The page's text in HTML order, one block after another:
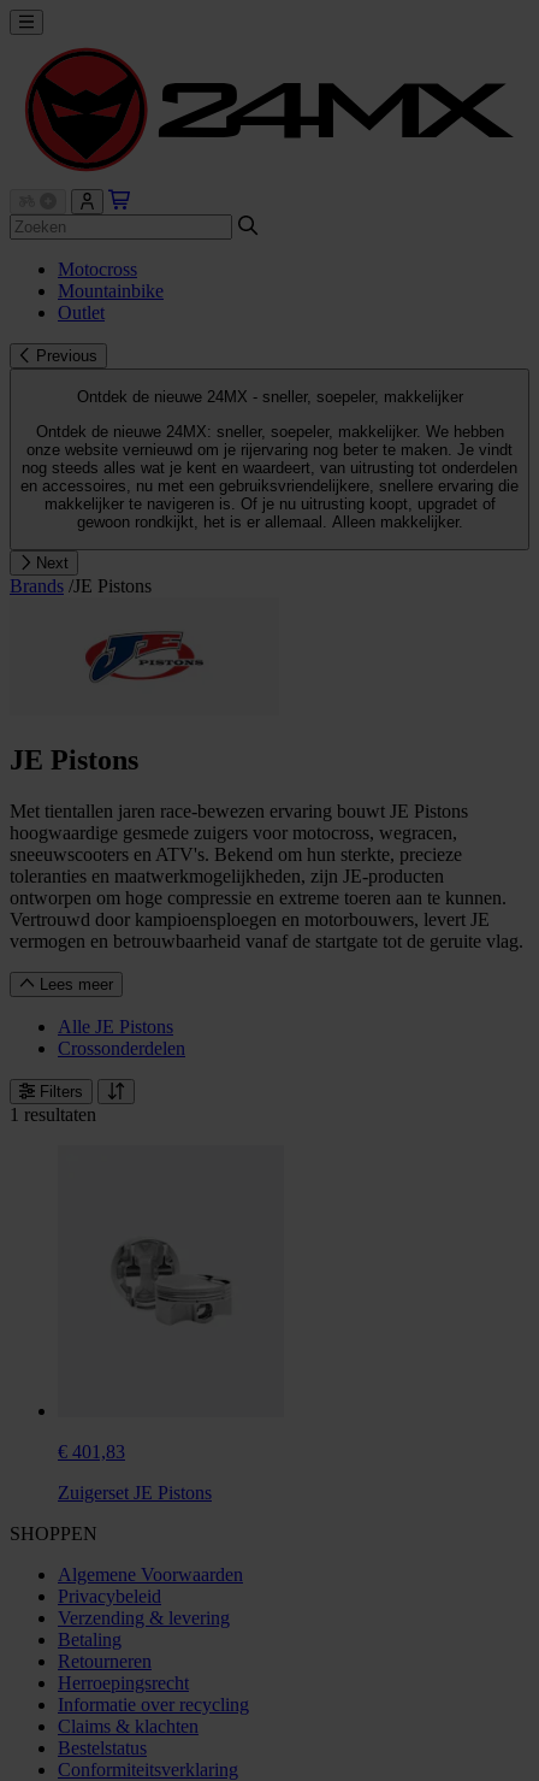
Motocross
Mountainbike
Outlet
Previous
Ontdek de nieuwe 24MX - sneller, soepeler, makkelijker
Ontdek de nieuwe 24MX: sneller, soepeler, makkelijker. We hebben
onze website vernieuwd om je rijervaring nog beter te maken. Je vindt
nog steeds alles wat je kent en waardeert, van uitrusting tot onderdelen
en accessoires, nu met een gebruiksvriendelijkere, snellere ervaring die
makkelijker te navigeren is. Of je nu uitrusting koopt, upgradet of
gewoon rondkijkt, het is er allemaal. Alleen makkelijker.
Next
Brands /JE Pistons
JE Pistons
Met tientallen jaren race-bewezen ervaring bouwt JE Pistons
hoogwaardige gesmede zuigers voor motocross, wegracen,
sneeuwscooters en ATV's. Bekend om hun sterkte, precieze
toleranties en maatwerkmogelijkheden, zijn JE-producten
ontworpen om hoge compressie en extreme toeren aan te kunnen.
Vertrouwd door kampioensploegen en motorbouwers, levert JE
vermogen en betrouwbaarheid vanaf de startgate tot de geruite vlag.
Lees meer
Alle JE Pistons
Crossonderdelen
Filters
1 resultaten
€ 401,83
Zuigerset JE Pistons
SHOPPEN
Algemene Voorwaarden
Privacybeleid
Verzending & levering
Betaling
Retourneren
Herroepingsrecht
Informatie over recycling
Claims & klachten
Bestelstatus
Conformiteitsverklaring